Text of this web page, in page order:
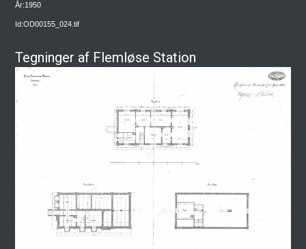
År:1950
Id:OD00155_024.tif
Tegninger af Flemløse Station